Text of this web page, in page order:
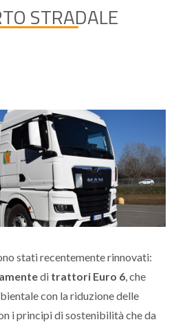
STRADALE
stati recentemente rinnovati:
di trattori Euro 6 , che
con la riduzione delle
i principi di sostenibilità che da